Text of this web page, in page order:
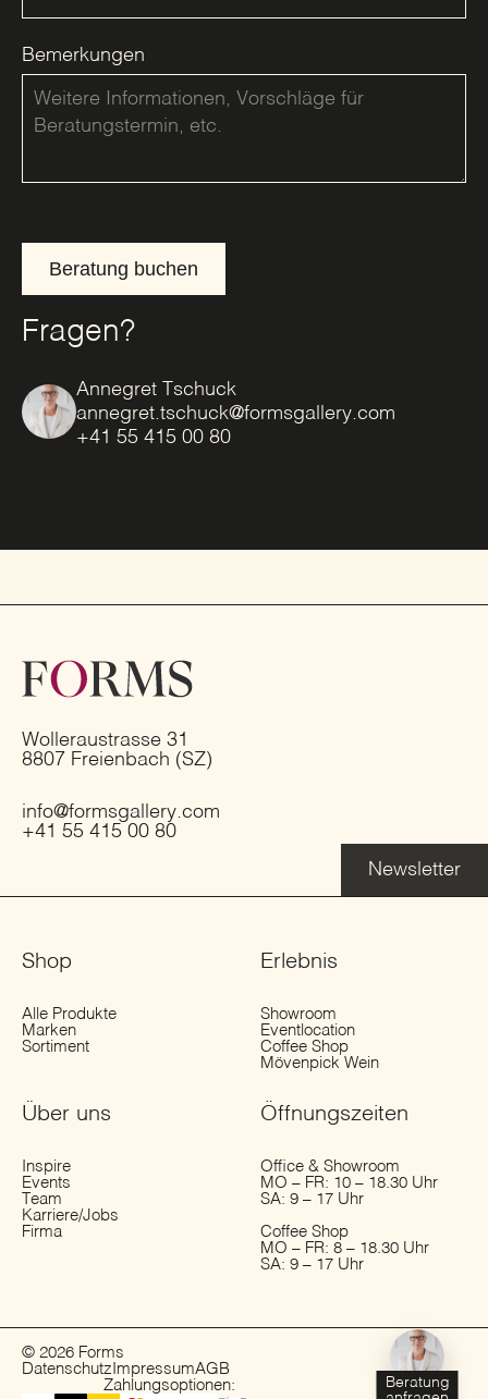
Bemerkungen
Beratung buchen
Fragen?
Annegret Tschuck
annegret.tschuck@formsgallery.com
+41 55 415 00 80
Wolleraustrasse 31
8807 Freienbach (SZ)
info@formsgallery.com
+41 55 415 00 80
Newsletter
Shop
Alle Produkte
Marken
Sortiment
Erlebnis
Showroom
Eventlocation
Coffee Shop
Mövenpick Wein
Über uns
Inspire
Events
Team
Karriere/Jobs
Firma
Öffnungs­zeiten
Office & Showroom
MO – FR: 10 – 18.30 Uhr
SA: 9 – 17 Uhr
Coffee Shop
MO – FR: 8 – 18.30 Uhr
SA: 9 – 17 Uhr
© 2026 Forms
Datenschutz ImpressumAGB
Zahlungsoptionen:
Beratung